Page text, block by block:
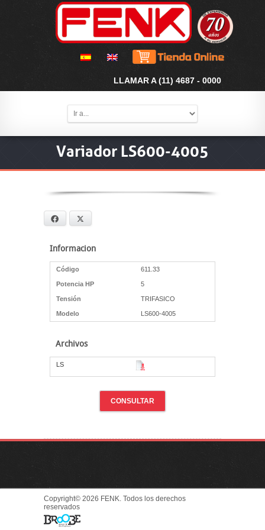
LLAMAR A (11) 4687 - 0000
Variador LS600-4005
Facebook
Informacion
Código 611.33
Potencia HP 5
Tensión TRIFASICO
Modelo LS600-4005
Archivos
LS
CONSULTAR
Copyright© 2026 FENK. Todos los derechos
reservados